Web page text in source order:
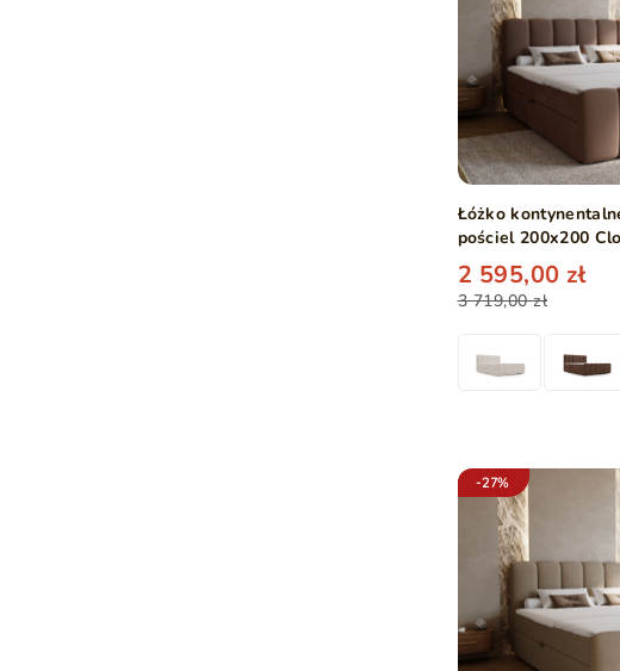
Łóżko
pościel 200x200
3 719,00 zł
2 595,00 zł
-27%